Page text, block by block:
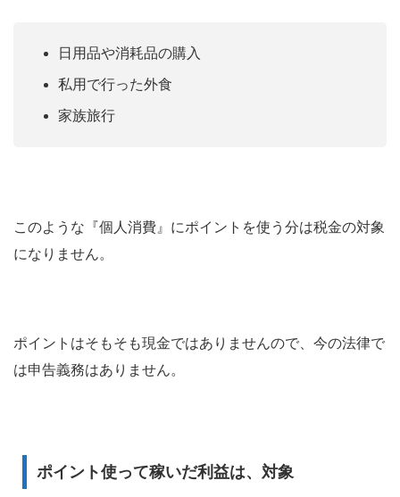
日用品や消耗品の購入
私用で行った外食
家族旅行
このような『個人消費』にポイントを使う分は税金の対象
になりません。
ポイントはそもそも現金ではありませんので、今の法律で
は申告義務はありません。
ポイント使って稼いだ利益は、対象